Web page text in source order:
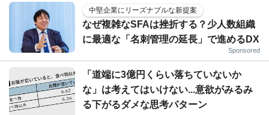
中堅企業にリーズナブルな新提案
なぜ複雑なSFAは挫折する？少人数組織
に最適な「名刺管理の延長」で進めるDX
Sponsored
「道端に3億円くらい落ちていないか
な」は考えてはいけない...意欲がみるみ
る下がるダメな思考パターン